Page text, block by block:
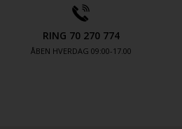
RING 70 270 774
ÅBEN HVERDAG 09:00-17.00